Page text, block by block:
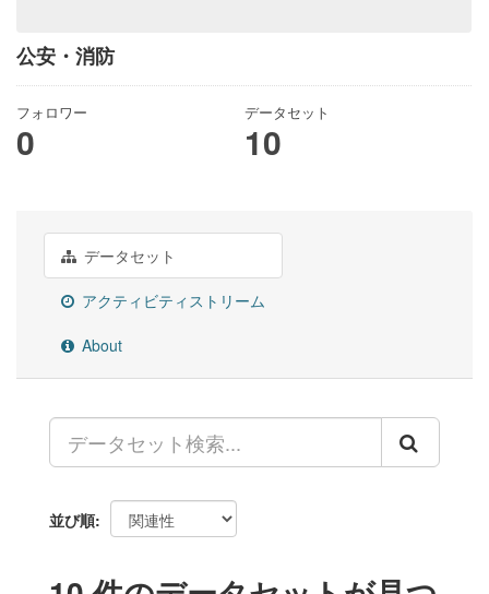
公安・消防
フォロワー
0
データセット
10
データセット
アクティビティストリーム
About
並び順